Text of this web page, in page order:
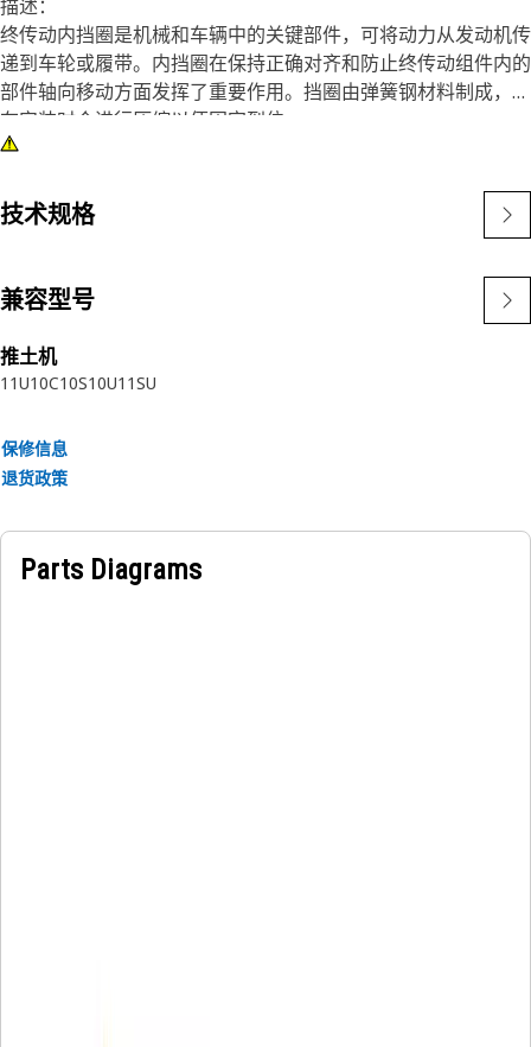
描述：
终传动内挡圈是机械和车辆中的关键部件，可将动力从发动机传
递到车轮或履带。内挡圈在保持正确对齐和防止终传动组件内的
部件轴向移动方面发挥了重要作用。挡圈由弹簧钢材料制成，它
在安装时会进行压缩以便固定到位。
• 坚固耐用，耐腐蚀。
• 提供一种牢固可靠的紧固机制。
应用：
终传动内挡圈用于提供一种牢固可靠的紧固方法，以便将部件固
定到系统中。
技术规格
兼容型号
推土机
11U10C10S10U11SU
保修信息
退货政策
Parts Diagrams